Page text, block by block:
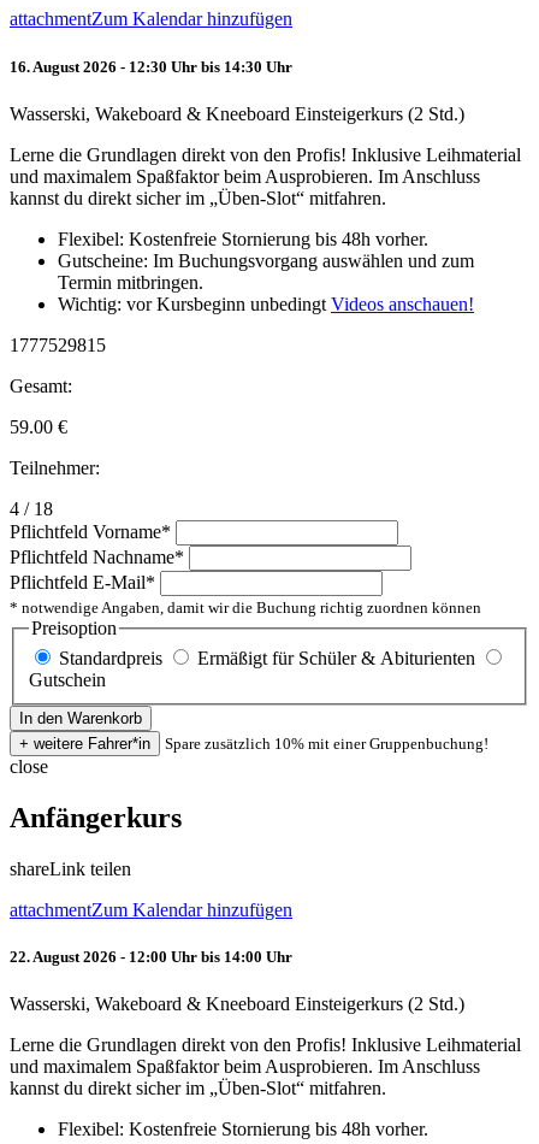
attachmentZum Kalendar hinzufügen
16. August 2026 - 12:30 Uhr bis 14:30 Uhr
Wasserski, Wakeboard & Kneeboard Einsteigerkurs (2 Std.)
Lerne die Grundlagen direkt von den Profis! Inklusive Leihmaterial
und maximalem Spaßfaktor beim Ausprobieren. Im Anschluss
kannst du direkt sicher im „Üben-Slot“ mitfahren.
Flexibel: Kostenfreie Stornierung bis 48h vorher.
Gutscheine: Im Buchungsvorgang auswählen und zum
Termin mitbringen.
Wichtig: vor Kursbeginn unbedingt Videos anschauen!
1777529815
Gesamt:
59.00 €
Teilnehmer:
4 / 18
Pflichtfeld Vorname*
Pflichtfeld Nachname*
Pflichtfeld E-Mail*
* notwendige Angaben, damit wir die Buchung richtig zuordnen können
Preisoption
Standardpreis
Ermäßigt für Schüler & Abiturienten
Gutschein
Spare zusätzlich 10% mit einer Gruppenbuchung!
close
Anfängerkurs
shareLink teilen
attachmentZum Kalendar hinzufügen
22. August 2026 - 12:00 Uhr bis 14:00 Uhr
Wasserski, Wakeboard & Kneeboard Einsteigerkurs (2 Std.)
Lerne die Grundlagen direkt von den Profis! Inklusive Leihmaterial
und maximalem Spaßfaktor beim Ausprobieren. Im Anschluss
kannst du direkt sicher im „Üben-Slot“ mitfahren.
Flexibel: Kostenfreie Stornierung bis 48h vorher.